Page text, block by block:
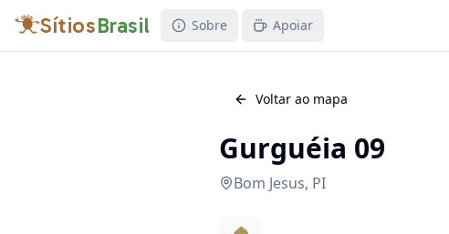
SítiosBrasil Sobre Apoiar
Voltar ao mapa
Gurguéia 09
Bom Jesus, PI